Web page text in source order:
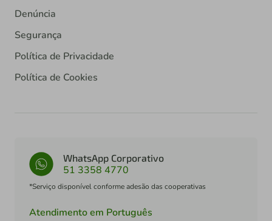
Denúncia
Segurança
Política de Privacidade
Política de Cookies
WhatsApp Corporativo
51 3358 4770
*Serviço disponível conforme adesão das cooperativas
Atendimento em Português